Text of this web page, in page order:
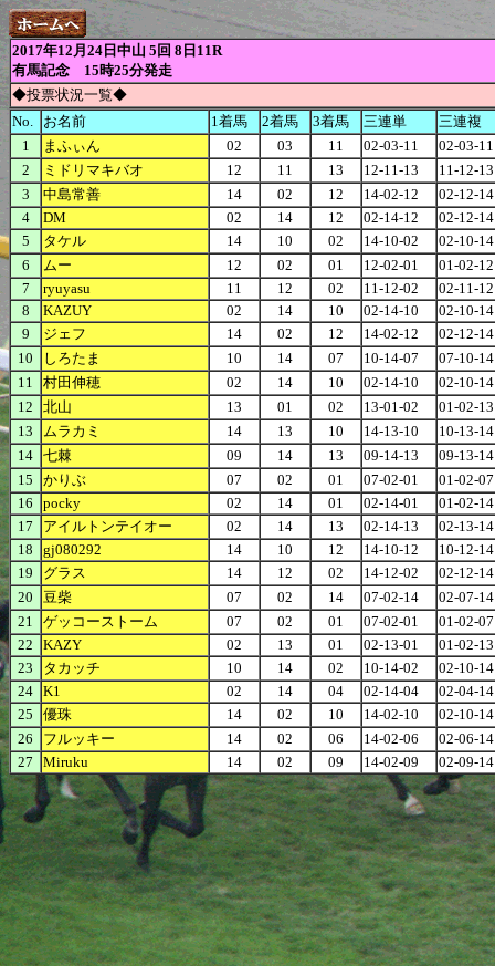
2017年12月24日中山 5回 8日11R
有馬記念 15時25分発走
◆投票状況一覧◆
No.
お名前 1着馬 2着馬 3着馬 三連単
三連複
1
まふぃん 02 03 11 02-03-11
02-03-11
2
ミドリマキバオ 12 11 13 12-11-13
11-12-13
3
中島常善 14 02 12 14-02-12
02-12-14
4
DM 02 14 12 02-14-12
02-12-14
5
タケル 14 10 02 14-10-02
02-10-14
6
ムー 12 02 01 12-02-01
01-02-12
7
ryuyasu 11 12 02 11-12-02
02-11-12
8
KAZUY 02 14 10 02-14-10
02-10-14
9
ジェフ 14 02 12 14-02-12
02-12-14
10
しろたま 10 14 07 10-14-07
07-10-14
11
村田伸穂 02 14 10 02-14-10
02-10-14
12
北山 13 01 02 13-01-02
01-02-13
13
ムラカミ 14 13 10 14-13-10
10-13-14
14 七棘 09 14 13 09-14-13
09-13-14
15
かりぶ 07 02 01 07-02-01
01-02-07
16
pocky 02 14 01 02-14-01
01-02-14
17
アイルトンテイオー 02 14 13 02-14-13
02-13-14
18
gj080292 14 10 12 14-10-12
10-12-14
19
グラス 14 12 02 14-12-02
02-12-14
20
豆柴 07 02 14 07-02-14
02-07-14
21
ゲッコーストーム 07 02 01 07-02-01
01-02-07
22
KAZY 02 13 01 02-13-01
01-02-13
23
タカッチ 10 14 02 10-14-02
02-10-14
24 K1 02 14 04 02-14-04
02-04-14
25
優珠 14 02 10 14-02-10
02-10-14
26
フルッキー 14 02 06 14-02-06
02-06-14
27
Miruku 14 02 09 14-02-09 02-09-14